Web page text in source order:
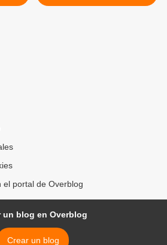
el portal de Overblog
un blog en Overblog
Crear un blog